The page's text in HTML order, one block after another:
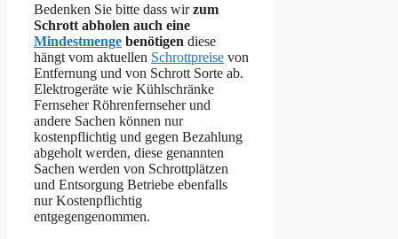
Bedenken Sie bitte dass wirzum
Schrott abholen auch eine
Mindestmenge benötigen diese
hängt vom aktuellen Schrottpreise von
Entfernung und von Schrott Sorte ab.
Elektrogeräte wie Kühlschränke
Fernseher Röhrenfernseher und
andere Sachen können nur
kostenpflichtig und gegen Bezahlung
abgeholt werden, diese genannten
Sachen werden von Schrottplätzen
und Entsorgung Betriebe ebenfalls
nur Kostenpflichtig
entgegengenommen.